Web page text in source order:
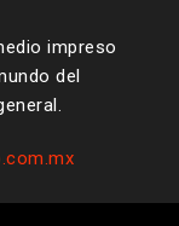
impreso
del